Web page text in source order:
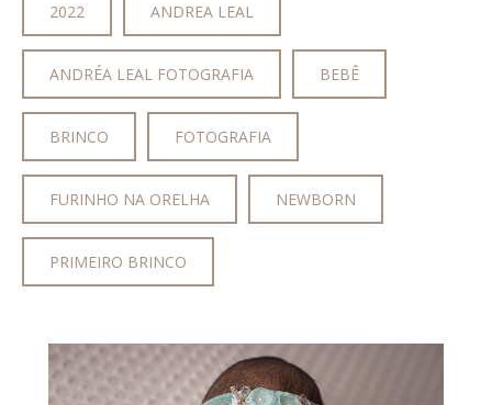
2022 ANDREA LEAL
ANDRÉA LEAL FOTOGRAFIA BEBÊ
BRINCO FOTOGRAFIA
FURINHO NA ORELHA NEWBORN
PRIMEIRO BRINCO